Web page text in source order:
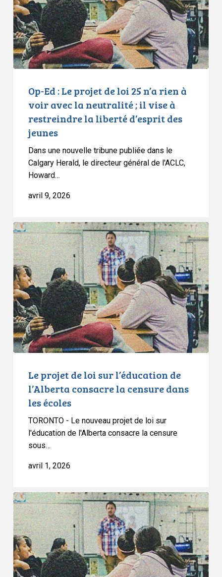
de
loi
25
n’a
rien
à
neutralité
d’esprit
des
jeunes
Op-Ed : Le projet de loi 25 n’a rien à
voir avec la neutralité ; il vise à
restreindre la liberté d’esprit des
jeunes
Dans une nouvelle tribune publiée dans le
Calgary Herald, le directeur général de l'ACLC,
Howard…
avril 9, 2026
Le
projet
de
loi
sur
l’éducation
de
l’Alberta
consacre
la
écoles
Le projet de loi sur l’éducation de
l’Alberta consacre la censure dans
les écoles
TORONTO - Le nouveau projet de loi sur
l'éducation de l'Alberta consacre la censure
sous…
avril 1, 2026
L’ACLC
et
d’autres
groupes
de
la